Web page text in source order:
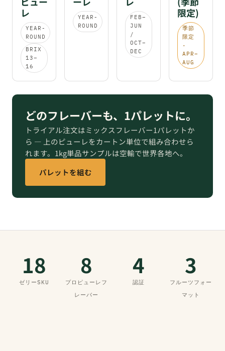
レ
YEAR-
ROUND
BRIX
13–
16
YEAR-
ROUND
FEB–
JUN
/
OCT–
DEC
限定)
季節
限定
·
APR–
AUG
どのフレーバーも、1パレットに。
トライアル注文はミックスフレーバー1パレットか
ら — 上のピューレをカートン単位で組み合わせら
れます。1kg単品サンプルは空輸で世界各地へ。
パレットを組む
18
ゼリーSKU
8
プロピューレフ
レーバー
4
認証
3
フルーツフォー
マット